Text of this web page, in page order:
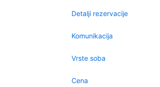
Detalji rezervacije
Komunikacija
Vrste soba
Cena